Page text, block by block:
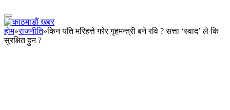
होम»राजनीति»किन यति मरिहत्ते गरेर गृहमन्त्री बने रवि ? सत्ता ‘स्वाद’ ले कि
सुरक्षित हुन ?